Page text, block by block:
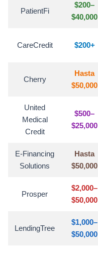
PatientFi
$200–
$40,000
CareCredit $200+
Cherry
Hasta
$50,000
United
Medical
Credit
$500–
$25,000
E-Financing
Solutions
Hasta
$50,000
Prosper
$2,000–
$50,000
LendingTree
$1,000–
$50,000